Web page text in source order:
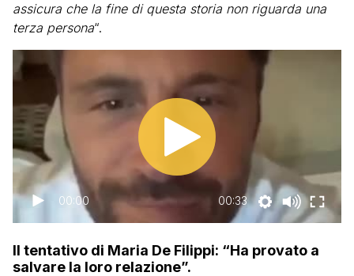
assicura che la fine di questa storia non riguarda una
terza persona“.
00:00 00:33
Il tentativo di Maria De Filippi: “Ha provato a
salvare la loro relazione”.